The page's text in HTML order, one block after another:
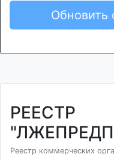
Обновить
РЕЕСТР
Реестр коммерческих